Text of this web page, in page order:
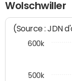
Wolschwiller
(Source : JDN
500k
600k